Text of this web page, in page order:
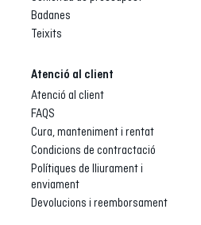
Badanes
Teixits
Atenció al client
Atenció al client
FAQS
Cura, manteniment i rentat
Condicions de contractació
Polítiques de lliurament i
enviament
Devolucions i reemborsament